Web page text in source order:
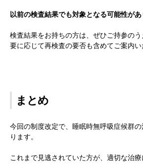
以前の検査結果でも対象となる可能性があ
検査結果をお持ちの方は、ぜひご持参の
要に応じて再検査の要否も含めてご案内い
まとめ
今回の制度改定で、睡眠時無呼吸症候群
ります。
これまで見逃されていた方が、適切な治